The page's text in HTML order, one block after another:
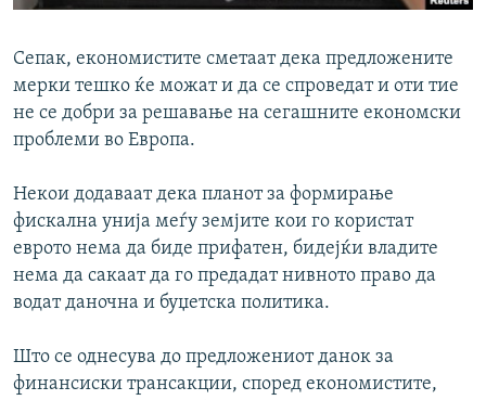
Сепак, економистите сметаат дека предложените
мерки тешко ќе можат и да се спроведат и оти тие
не се добри за решавање на сегашните економски
проблеми во Европа.
Некои додаваат дека планот за формирање
фискална унија меѓу земјите кои го користат
еврото нема да биде прифатен, бидејќи владите
нема да сакаат да го предадат нивното право да
водат даночна и буџетска политика.
Што се однесува до предложениот данок за
финансиски трансакции, според економистите,